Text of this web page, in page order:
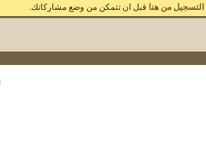
التسجيل من هنا قبل ان تتمكن من وضع مشاركاتك.